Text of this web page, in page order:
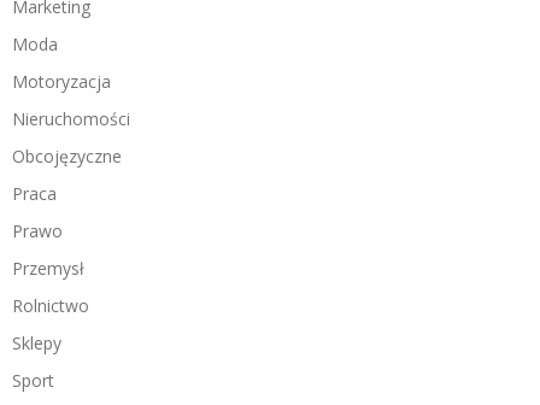
Marketing
Moda
Motoryzacja
Nieruchomości
Obcojęzyczne
Praca
Prawo
Przemysł
Rolnictwo
Sklepy
Sport